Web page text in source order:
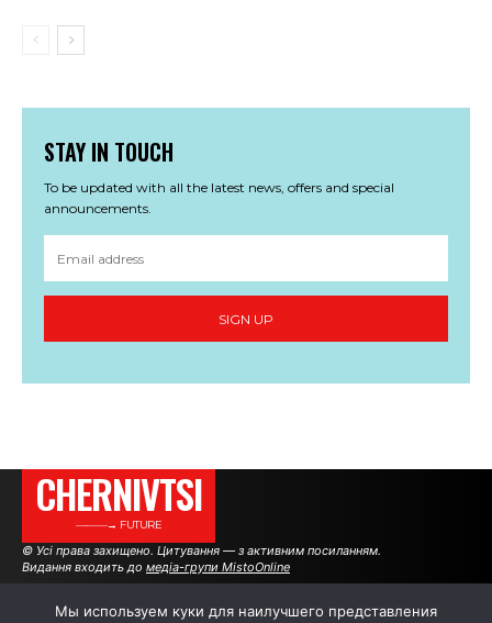
STAY IN TOUCH
To be updated with all the latest news, offers and special
announcements.
SIGN UP
CHERNIVTSI
———→ FUTURE
© Усі права захищено. Цитування — з активним посиланням.
Видання входить до медіа-групи MistoOnline
Мы используем куки для наилучшего представления